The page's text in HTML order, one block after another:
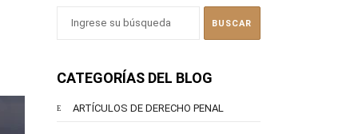
CATEGORÍAS DEL BLOG
ARTÍCULOS DE DERECHO PENAL